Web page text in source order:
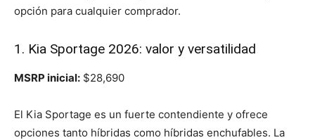
opción para cualquier comprador.
1. Kia Sportage 2026: valor y versatilidad
MSRP inicial: $28,690
El Kia Sportage es un fuerte contendiente y ofrece
opciones tanto híbridas como híbridas enchufables. La